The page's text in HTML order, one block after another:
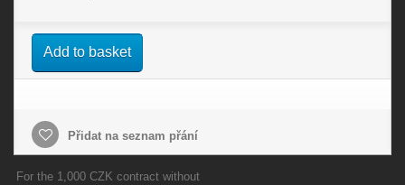
Add to basket
Přidat na seznam přání
For the 1,000 CZK contract without